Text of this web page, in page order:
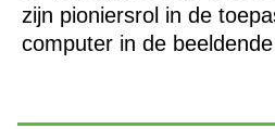
zijn pioniersrol in de
computer in de